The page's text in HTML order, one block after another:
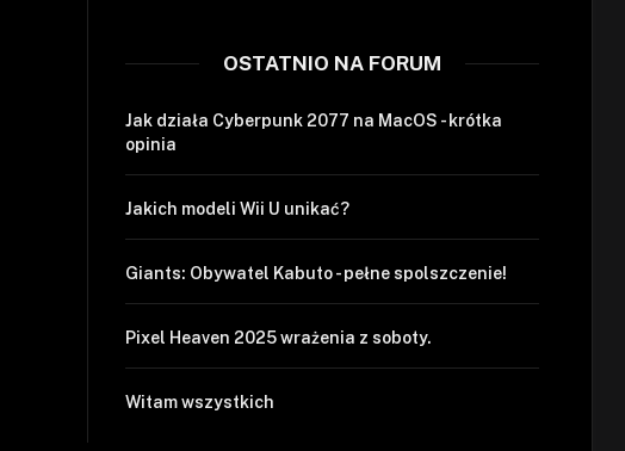
OSTATNIO NA FORUM
Jak działa Cyberpunk 2077 na MacOS - krótka
opinia
Jakich modeli Wii U unikać?
Giants: Obywatel Kabuto - pełne spolszczenie!
Pixel Heaven 2025 wrażenia z soboty.
Witam wszystkich